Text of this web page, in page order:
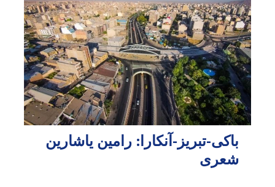
باکی-تبریز-آنکارا: رامین یاشارین
شعری